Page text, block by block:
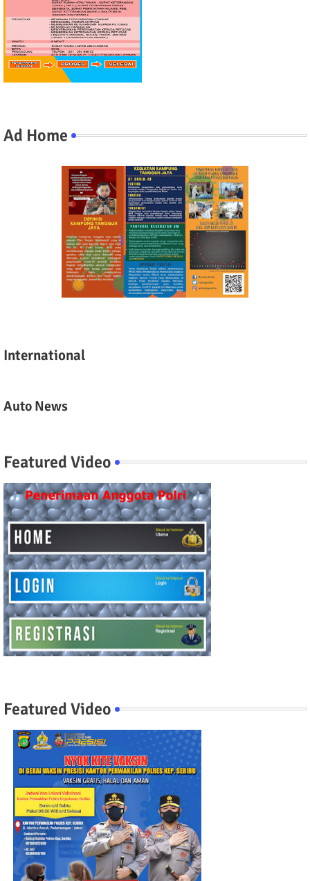
Ad Home
International
Auto News
Featured Video
Featured Video